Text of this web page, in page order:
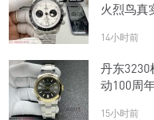
火烈鸟真
14小时前
丹东3230
动100周
15小时前